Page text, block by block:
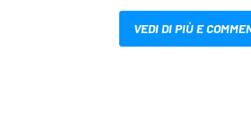
VEDI DI PIÙ E